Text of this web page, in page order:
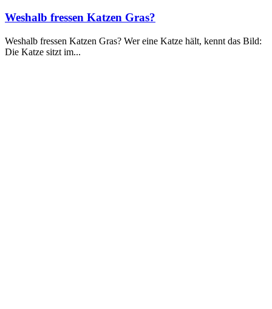
Weshalb fressen Katzen Gras?
Weshalb fressen Katzen Gras? Wer eine Katze hält, kennt das Bild:
Die Katze sitzt im...